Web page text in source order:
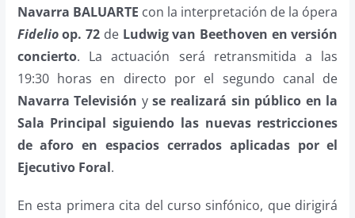
Navarra BALUARTE con la interpretación de la ópera
Fidelioop. 72 de Ludwig van Beethoven en versión
concierto. La actuación será retransmitida a las
19:30 horas en directo por el segundo canal de
Navarra Televisión yse realizará sin público en la
Sala Principal siguiendo las nuevas restricciones
de aforo en espacios cerrados aplicadas por el
Ejecutivo Foral.
En esta primera cita del curso sinfónico, que dirigirá